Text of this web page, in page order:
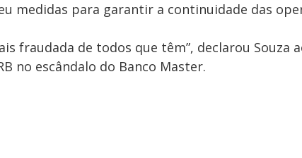
medidas para garantir a continuidade das
fraudada de todos que têm”, declarou Souza
no escândalo do Banco Master.